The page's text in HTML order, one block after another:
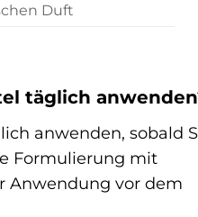
Duft
täglich
anwenden, sobald
Formulierung mit
Anwendung vor dem